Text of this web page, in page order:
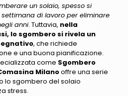
un solaio, spesso si
di lavoro per eliminare
anni. Tuttavia, nella
lo sgombero si rivela un
, che richiede
e una buona pianificazione.
come Sgombero
Milanooffre una serie
lo sgombero del solaio
stress.